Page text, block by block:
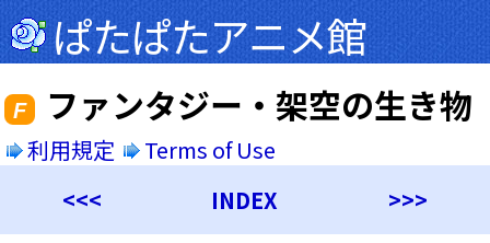
ぱたぱたアニメ館
F ファンタジー・架空の生き物
利用規定
Terms of Use
<<<
INDEX >>>